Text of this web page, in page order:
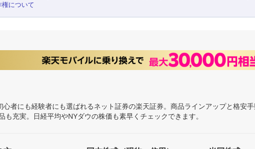
権について
者にも経験者にも選ばれるネット証券の楽天証券。商品ラインアップと格安
充実。日経平均やNYダウの株価も素早くチェックできます。